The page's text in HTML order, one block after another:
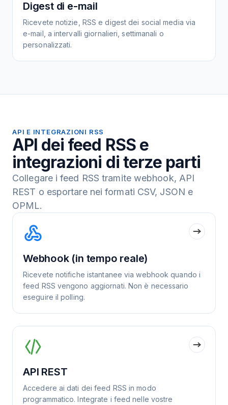
Digest di e-mail
Ricevete notizie, RSS e digest dei social media via
e-mail, a intervalli giornalieri, settimanali o
personalizzati.
API E INTEGRAZIONI RSS
API dei feed RSS e
integrazioni di terze parti
Collegare i feed RSS tramite webhook, API
REST o esportare nei formati CSV, JSON e
OPML.
Webhook (in tempo reale)
Ricevete notifiche istantanee via webhook quando i
feed RSS vengono aggiornati. Non è necessario
eseguire il polling.
API REST
Accedere ai dati dei feed RSS in modo
programmatico. Integrate i feed nelle vostre